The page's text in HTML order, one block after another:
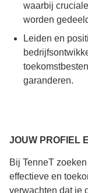
waarbij
worden
Leiden en
garanderen.
JOUW PROFIEL
Bij TenneT
effectieve en
verwachten dat je